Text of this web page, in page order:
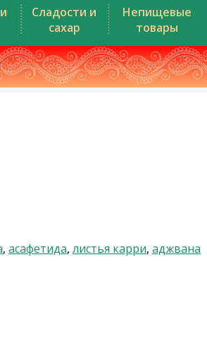
Сладости и
сахар
Непищевые
товары
, асафетида, листья карри, аджвана